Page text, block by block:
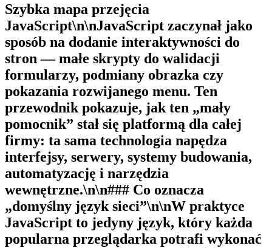
Szybka mapa przejęcia
JavaScript\n\nJavaScript zaczynał jako
sposób na dodanie interaktywności do
stron — małe skrypty do walidacji
formularzy, podmiany obrazka czy
pokazania rozwijanego menu. Ten
przewodnik pokazuje, jak ten „mały
pomocnik” stał się platformą dla całej
firmy: ta sama technologia napędza
interfejsy, serwery, systemy budowania,
automatyzację i narzędzia
wewnętrzne.\n\n### Co oznacza
„domyślny język sieci”\n\nW praktyce
JavaScript to jedyny język, który każda
popularna przeglądarka potrafi wykonać